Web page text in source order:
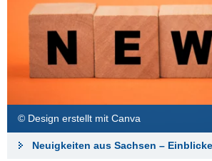
© Design erstellt mit Canva
Neuigkeiten aus Sachsen –